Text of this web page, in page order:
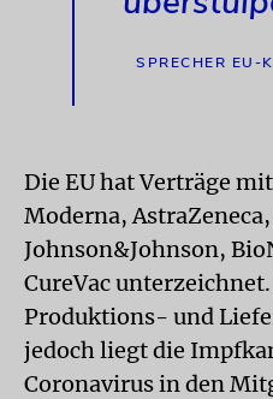
SPRECHER EU-
Die EU hat Verträge
Moderna,
Johnson&Johnson,
CureVac
Produktions- und
jedoch liegt die
Coronavirus in den